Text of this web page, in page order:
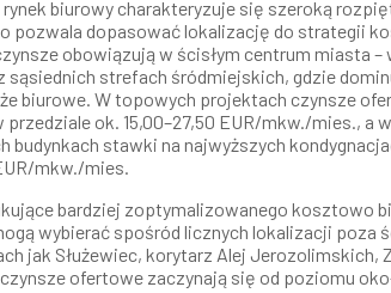
biurowy charakteryzuje się szeroką
pozwala dopasować lokalizację do strategii
obowiązują w ścisłym centrum miasta –
sąsiednich strefach śródmiejskich, gdzie
biurowe. W topowych projektach czynsze
przedziale ok. 15,00–27,50 EUR/mkw./mies., a
budynkach stawki na najwyższych
mkw./mies.
bardziej zoptymalizowanego kosztowo
wybierać spośród licznych lokalizacji poza
jak Służewiec, korytarz Alej Jerozolimskich,
ofertowe zaczynają się od poziomu